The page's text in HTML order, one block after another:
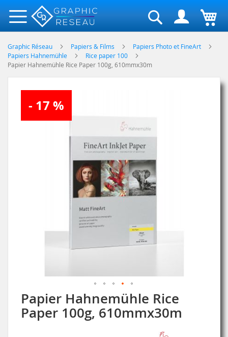
Rechercher
Graphic Réseau Papiers & Films
Papiers Photo et FineArt
Papiers Hahnemühle
Rice paper 100
Papier Hahnemühle Rice Paper 100g, 610mmx30m
Papier Hahnemühle Rice
Paper 100g, 610mmx30m
- 17 %
Skip
to
the